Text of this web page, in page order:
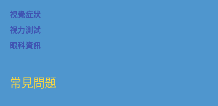
視覺症狀
視力測試
眼科資訊
常見問題